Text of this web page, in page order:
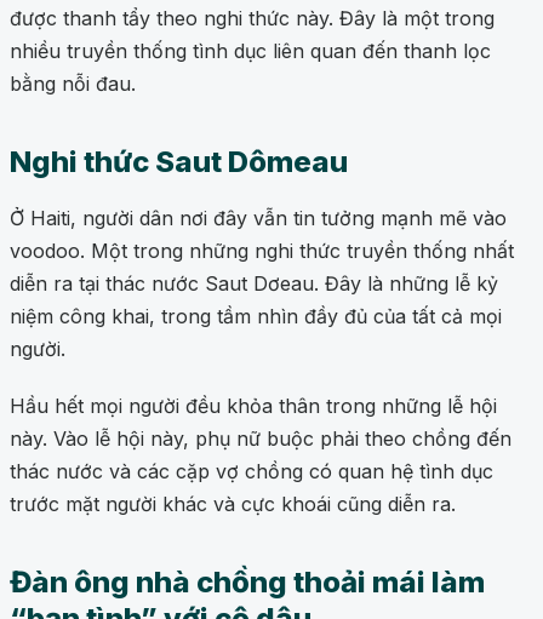
được thanh tẩy theo nghi thức này. Đây là một trong
nhiều truyền thống tình dục liên quan đến thanh lọc
bằng nỗi đau.
Nghi thức Saut Dômeau
Ở Haiti, người dân nơi đây vẫn tin tưởng mạnh mẽ vào
voodoo. Một trong những nghi thức truyền thống nhất
diễn ra tại thác nước Saut Dơeau. Đây là những lễ kỷ
niệm công khai, trong tầm nhìn đầy đủ của tất cả mọi
người.
Hầu hết mọi người đều khỏa thân trong những lễ hội
này. Vào lễ hội này, phụ nữ buộc phải theo chồng đến
thác nước và các cặp vợ chồng có quan hệ tình dục
trước mặt người khác và cực khoái cũng diễn ra.
Đàn ông nhà chồng thoải mái làm